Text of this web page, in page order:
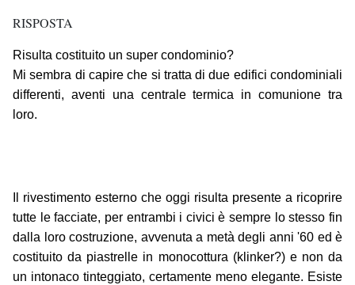
RISPOSTA
Risulta costituito un super condominio?
Mi sembra di capire che si tratta di due edifici condominiali
differenti, aventi una centrale termica in comunione tra
loro.
Il rivestimento esterno che oggi risulta presente a ricoprire
tutte le facciate, per entrambi i civici è sempre lo stesso fin
dalla loro costruzione, avvenuta a metà degli anni '60 ed è
costituito da piastrelle in monocottura (klinker?) e non da
un intonaco tinteggiato, certamente meno elegante. Esiste